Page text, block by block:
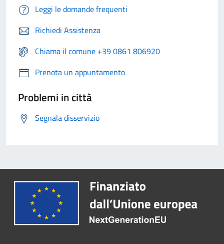
Leggi le domande frequenti
Richiedi Assistenza
Chiama il comune +39 0861 806920
Prenota un appuntamento
Problemi in città
Segnala disservizio